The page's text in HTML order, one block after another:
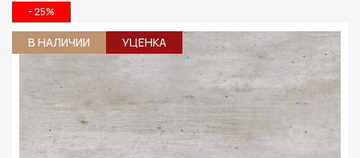
- 25%
В НАЛИЧИИ УЦЕНКА